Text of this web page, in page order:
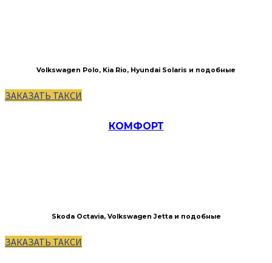
Volkswagen Polo, Kia Rio, Hyundai Solaris и подобные
ЗАКАЗАТЬ ТАКСИ
КОМФОРТ
Skoda Octavia, Volkswagen Jetta и подобные
ЗАКАЗАТЬ ТАКСИ